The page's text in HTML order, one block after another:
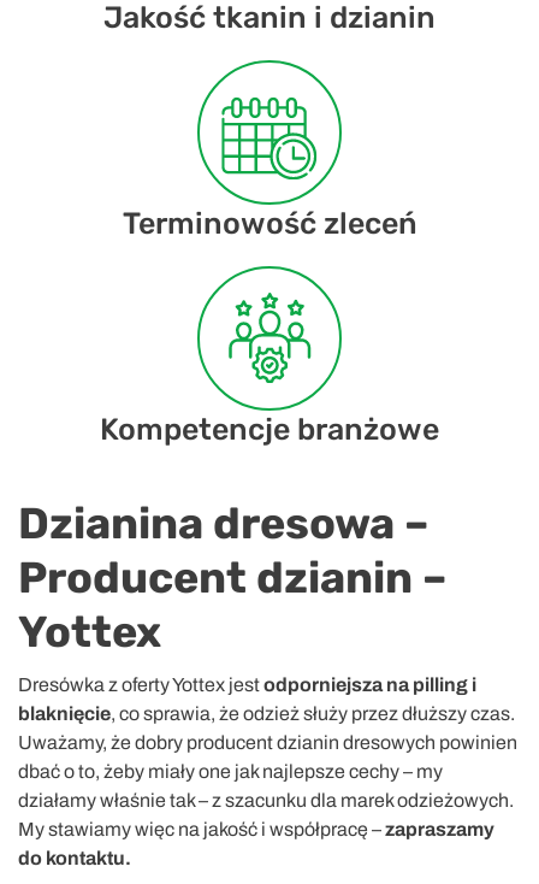
Jakość tkanin i dzianin
Terminowość zleceń
Kompetencje branżowe
Dzianina dresowa –
Producent dzianin –
Yottex
Dresówka z oferty Yottex jestodporniejsza na pilling i
blaknięcie, co sprawia, że odzież służy przez dłuższy czas.
Uważamy, że dobry producent dzianin dresowych powinien
dbać o to, żeby miały one jak najlepsze cechy – my
działamy właśnie tak – z szacunku dla marek odzieżowych.
My stawiamy więc na jakość i współpracę –zapraszamy
do kontaktu.